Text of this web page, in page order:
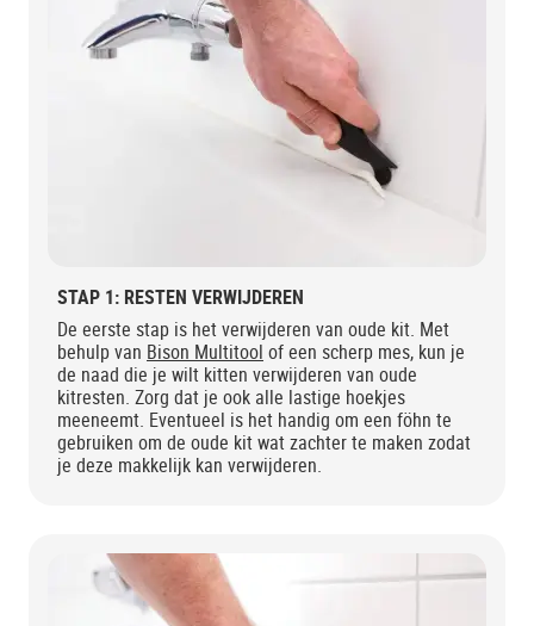
STAP 1: RESTEN VERWIJDEREN
De eerste stap is het verwijderen van oude kit. Met
behulp van Bison Multitool of een scherp mes, kun je
de naad die je wilt kitten verwijderen van oude
kitresten. Zorg dat je ook alle lastige hoekjes
meeneemt. Eventueel is het handig om een föhn te
gebruiken om de oude kit wat zachter te maken zodat
je deze makkelijk kan verwijderen.